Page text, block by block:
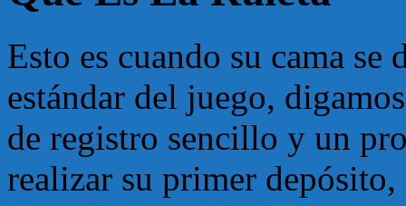
Esto es cuando su cama
estándar del juego,
de registro sencillo y un
realizar su primer